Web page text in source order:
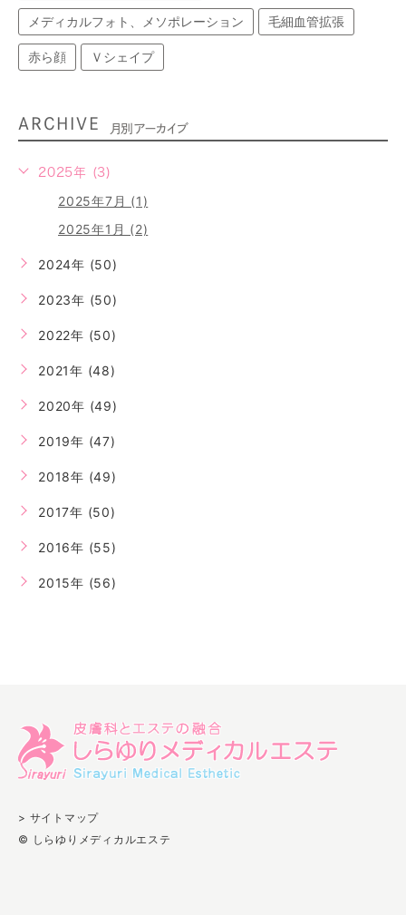
メディカルフォト、メソポレーション 毛細血管拡張
赤ら顔 Ｖシェイプ
ARCHIVE 月別アーカイブ
2025年 (3)
2025年7月 (1)
2025年1月 (2)
2024年 (50)
2023年 (50)
2022年 (50)
2021年 (48)
2020年 (49)
2019年 (47)
2018年 (49)
2017年 (50)
2016年 (55)
2015年 (56)
> サイトマップ
© しらゆりメディカルエステ